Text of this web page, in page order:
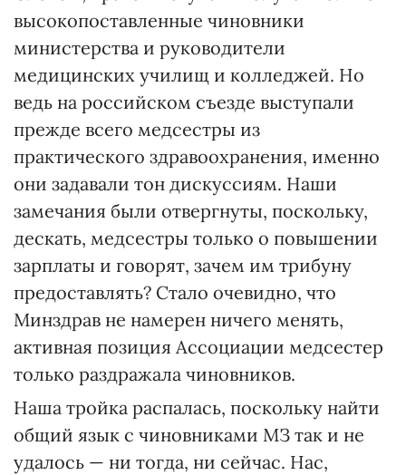
высокопоставленные чиновники
министерства и руководители
медицинских училищ и колледжей. Но
ведь на российском съезде выступали
прежде всего медсестры из
практического здравоохранения, именно
они задавали тон дискуссиям. Наши
замечания были отвергнуты, поскольку,
дескать, медсестры только о повышении
зарплаты и говорят, зачем им трибуну
предоставлять? Стало очевидно, что
Минздрав не намерен ничего менять,
активная позиция Ассоциации медсестер
только раздражала чиновников.
Наша тройка распалась, поскольку найти
общий язык с чиновниками МЗ так и не
удалось — ни тогда, ни сейчас. Нас,